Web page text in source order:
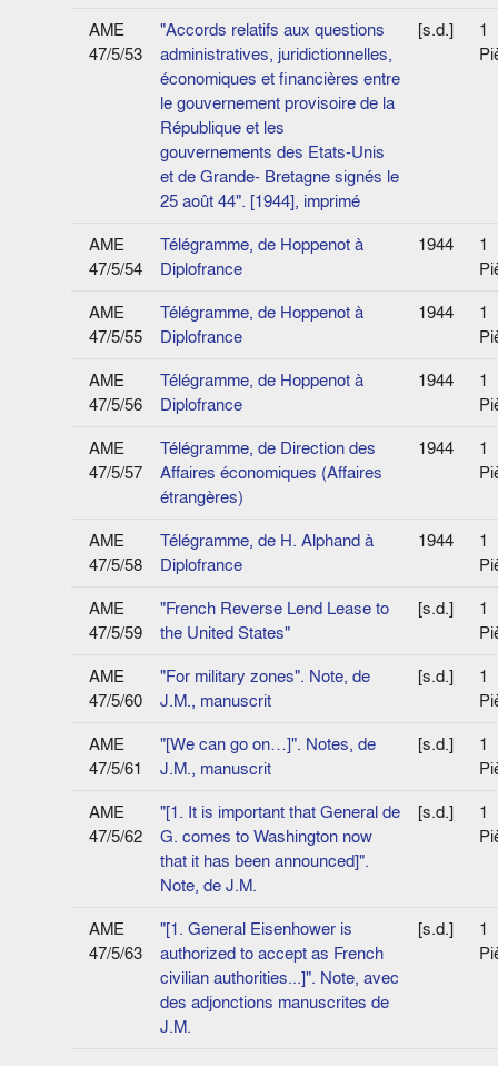
AME
47/5/53
"Accords relatifs aux questions
administratives, juridiction­nelles,
économiques et financières entre
le gouvernement provisoire de la
République et les
gouvernements des Etats-Unis
et de Grande- Bretagne signés le
25 août 44". [1944], imprimé
[s.d.]
1
AME
47/5/54
Télégramme, de Hoppenot à
Diplofrance
1944
1
AME
47/5/55
Télégramme, de Hoppenot à
Diplofrance
1944
1
AME
47/5/56
Télégramme, de Hoppenot à
Diplofrance
1944
1
AME
47/5/57
Télégramme, de Direction des
Affaires économiques (Affaires
étrangères)
1944
1
AME
47/5/58
Télégramme, de H. Alphand à
Diplofrance
1944
1
AME
47/5/59
"French Reverse Lend Lease to
the United States"
[s.d.]
1
AME
47/5/60
"For military zones". Note, de
J.M., manuscrit
[s.d.]
1
AME
47/5/61
"[We can go on…]". Notes, de
J.M., manuscrit
[s.d.]
1
AME
47/5/62
"[1. It is important that General de
G. comes to Washington now
that it has been announced]".
Note, de J.M.
[s.d.]
1
AME
47/5/63
"[1. General Eisenhower is
authorized to accept as French
civilian authorities...]". Note, avec
des adjonctions manuscrites de
J.M.
[s.d.]
1